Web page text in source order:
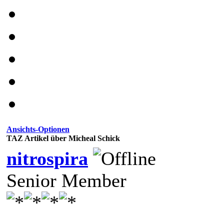
Ansichts-Optionen
TAZ Artikel über Micheal Schick
nitrospira
Senior Member